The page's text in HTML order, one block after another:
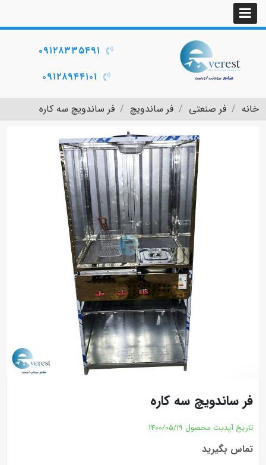
۰۹۱۲۸۳۳۵۴۹۱
۰۹۱۲۸۹۴۴۱۰۱
خانه فر صنعتی فر ساندویچ فر ساندویچ سه کاره
فر ساندویچ سه کاره
تاریخ آپدیت محصول 1400/05/19
تماس بگیرید